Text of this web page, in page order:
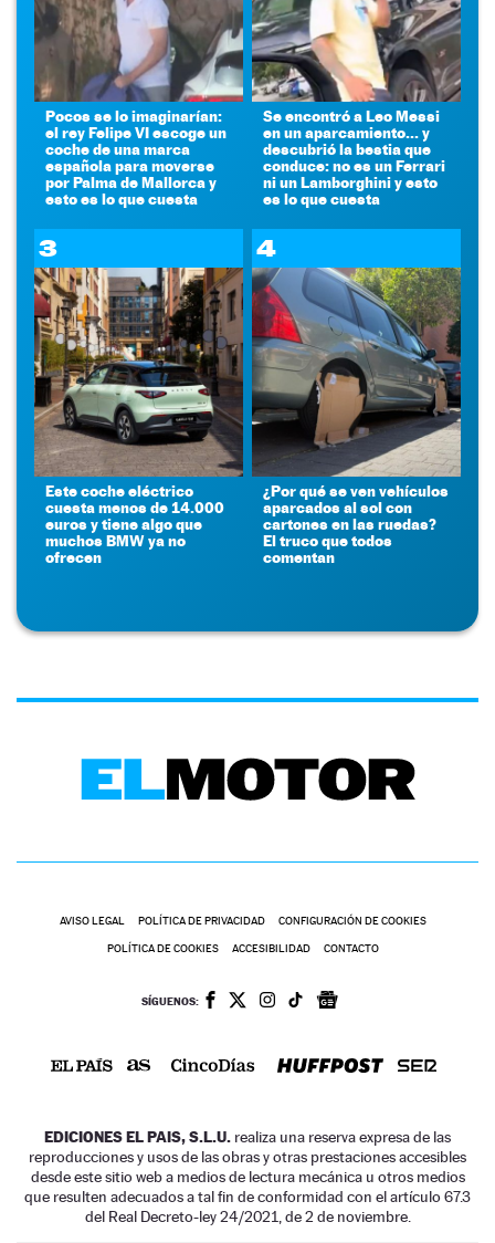
Pocos se lo imaginarían:
el rey Felipe VI escoge un
coche de una marca
española para moverse
por Palma de Mallorca y
esto es lo que cuesta
Se encontró a Leo Messi
en un aparcamiento... y
descubrió la bestia que
conduce: no es un Ferrari
ni un Lamborghini y esto
es lo que cuesta
3
Este coche eléctrico
cuesta menos de 14.000
euros y tiene algo que
muchos BMW ya no
ofrecen
4
¿Por qué se ven vehículos
aparcados al sol con
cartones en las ruedas?
El truco que todos
comentan
AVISO LEGAL POLÍTICA DE PRIVACIDAD CONFIGURACIÓN DE COOKIES
POLÍTICA DE COOKIES ACCESIBILIDAD CONTACTO
SÍGUENOS:
EDICIONES EL PAIS, S.L.U. realiza una reserva expresa de las
reproducciones y usos de las obras y otras prestaciones accesibles
desde este sitio web a medios de lectura mecánica u otros medios
que resulten adecuados a tal fin de conformidad con el artículo 67.3
del Real Decreto-ley 24/2021, de 2 de noviembre.